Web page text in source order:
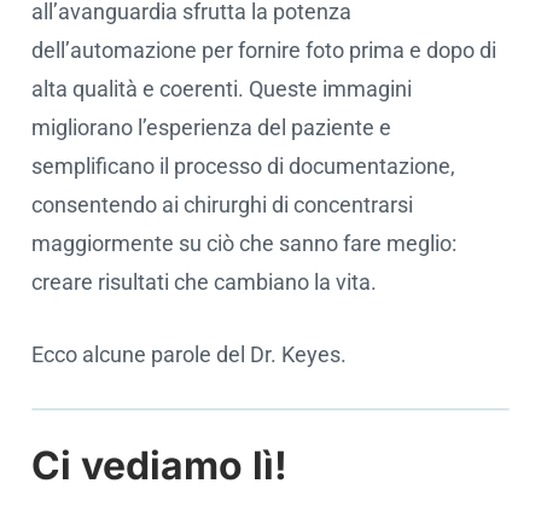
all’avanguardia sfrutta la potenza
dell’automazione per fornire foto prima e dopo di
alta qualità e coerenti. Queste immagini
migliorano l’esperienza del paziente e
semplificano il processo di documentazione,
consentendo ai chirurghi di concentrarsi
maggiormente su ciò che sanno fare meglio:
creare risultati che cambiano la vita.
Ecco alcune parole del Dr. Keyes.
Cookie settings
Ci vediamo lì!